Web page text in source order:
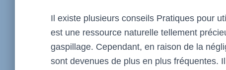
Il existe plusieurs conseils Pratiques pour
est une ressource naturelle tellement
gaspillage. Cependant, en raison de la
sont devenues de plus en plus fréquentes.